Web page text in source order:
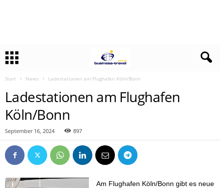
Start News Ladestationen am Flughafen Köln/Bonn
Ladestationen am Flughafen
Köln/Bonn
September 16, 2024 897
Am Flughafen Köln/Bonn gibt es neue